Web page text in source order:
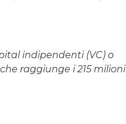
indipendenti (VC) o
raggiunge i 215 milioni